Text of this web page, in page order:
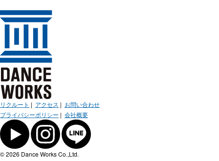
リクルート | アクセス | お問い合わせ
プライバシーポリシー | 会社概要
© 2026 Dance Works Co.,Ltd.